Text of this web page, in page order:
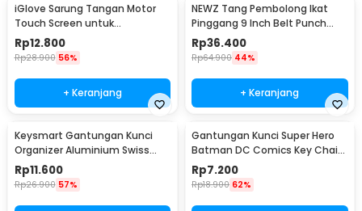
iGlove Sarung Tangan Motor
Touch Screen untuk
Smartphone dan Tablet - XT08
Rp12.800
Rp28.900 56%
+ Keranjang
NEWZ Tang Pembolong Ikat
Pinggang 9 Inch Belt Punch
Plier - CA-40
Rp36.400
Rp64.900 44%
+ Keranjang
Keysmart Gantungan Kunci
Organizer Aluminium Swiss
Army Style Size L
Rp11.600
Rp26.900 57%
Gantungan Kunci Super Hero
Batman DC Comics Key Chain
Stainless Steel - GB6675
Rp7.200
Rp18.900 62%